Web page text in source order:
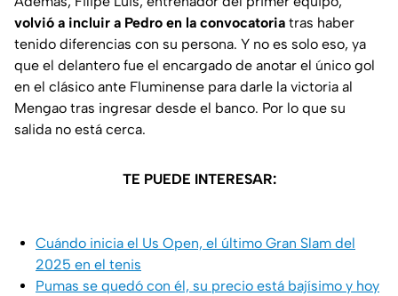
volvió a incluir a Pedro en la convocatoria tras haber
tenido diferencias con su persona. Y no es solo eso, ya
que el delantero fue el encargado de anotar el único gol
en el clásico ante Fluminense para darle la victoria al
Mengao tras ingresar desde el banco. Por lo que su
salida no está cerca.
TE PUEDE INTERESAR:
Cuándo inicia el Us Open, el último Gran Slam del
2025 en el tenis
Pumas se quedó con él, su precio está bajísimo y hoy